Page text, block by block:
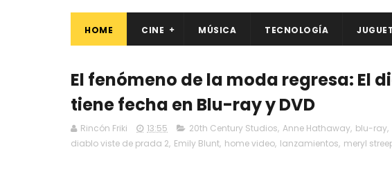
HOME CINE MÚSICA TECNOLOGÍA
El fenómeno de la moda regresa: El
tiene fecha en Blu-ray y DVD
Rincón Friki 13:55 20th Century Studios, Anne Hathaway, blu-ray,
diablo viste de prada 2, Emily Blunt, home video, lanzamientos, meryl